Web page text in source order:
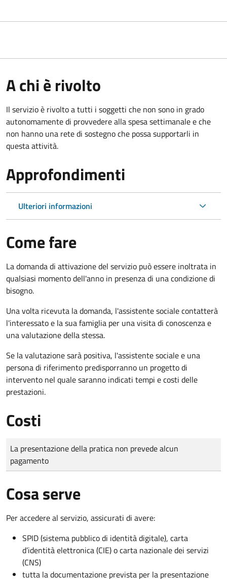
A chi è rivolto
Il servizio è rivolto a tutti i soggetti che non sono in grado
autonomamente di provvedere alla spesa settimanale e che
non hanno una rete di sostegno che possa supportarli in
questa attività.
Approfondimenti
Ulteriori informazioni
Come fare
La domanda di attivazione del servizio può essere inoltrata in
qualsiasi momento dell'anno in presenza di una condizione di
bisogno.
Una volta ricevuta la domanda, l'assistente sociale contatterà
l'interessato e la sua famiglia per una visita di conoscenza e
una valutazione della stessa.
Se la valutazione sarà positiva, l'assistente sociale e una
persona di riferimento predisporranno un progetto di
intervento nel quale saranno indicati tempi e costi delle
prestazioni.
Costi
Tipo di pagamento
Importo
La presentazione della pratica non prevede alcun
pagamento
Cosa serve
Per accedere al servizio, assicurati di avere:
SPID (sistema pubblico di identità digitale), carta
d’identità elettronica (CIE) o carta nazionale dei servizi
(CNS)
tutta la documentazione prevista per la presentazione